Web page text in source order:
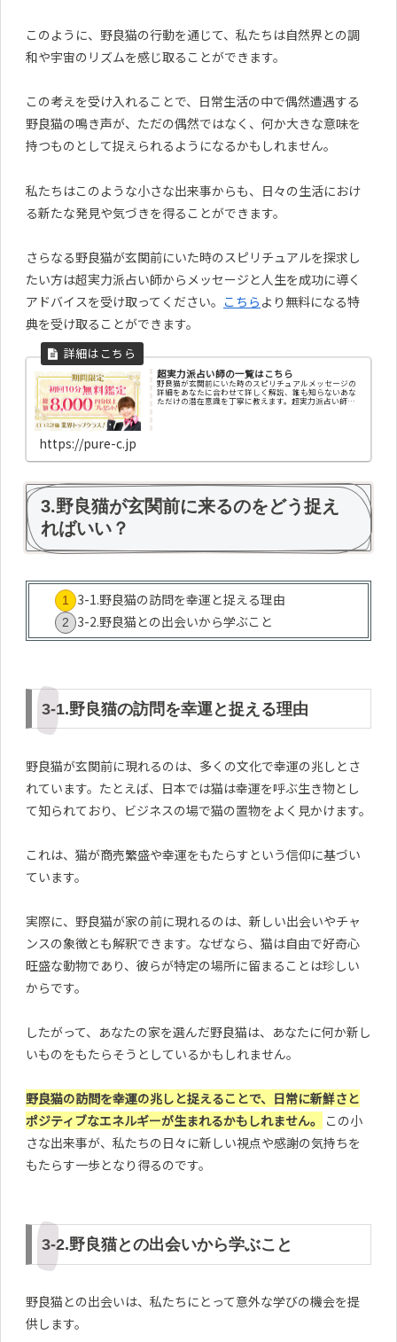
このように、野良猫の行動を通じて、私たちは自然界との調
和や宇宙のリズムを感じ取ることができます。
この考えを受け入れることで、日常生活の中で偶然遭遇する
野良猫の鳴き声が、ただの偶然ではなく、何か大きな意味を
持つものとして捉えられるようになるかもしれません。
私たちはこのような小さな出来事からも、日々の生活におけ
る新たな発見や気づきを得ることができます。
さらなる野良猫が玄関前にいた時のスピリチュアルを探求し
たい方は超実力派占い師からメッセージと人生を成功に導く
アドバイスを受け取ってください。 こちら より無料になる特
典を受け取ることができます。
超実力派占い師の一覧はこちら
野良猫が玄関前にいた時のスピリチュアルメッセージの
詳細をあなたに合わせて詳しく解説、誰も知らないあな
ただけの潜在意識を丁寧に教えます。超実力派占い師の
https://pure-c.jp
3.野良猫が玄関前に来るのをどう捉え
ればいい？
3-1.野良猫の訪問を幸運と捉える理由
3-2.野良猫との出会いから学ぶこと
3-1.野良猫の訪問を幸運と捉える理由
野良猫が玄関前に現れるのは、多くの文化で幸運の兆しとさ
れています。たとえば、日本では猫は幸運を呼ぶ生き物とし
て知られており、ビジネスの場で猫の置物をよく見かけます。
これは、猫が商売繁盛や幸運をもたらすという信仰に基づい
ています。
実際に、野良猫が家の前に現れるのは、新しい出会いやチャ
ンスの象徴とも解釈できます。なぜなら、猫は自由で好奇心
旺盛な動物であり、彼らが特定の場所に留まることは珍しい
からです。
したがって、あなたの家を選んだ野良猫は、あなたに何か新し
いものをもたらそうとしているかもしれません。
野良猫の訪問を幸運の兆しと捉えることで、日常に新鮮さと
ポジティブなエネルギーが生まれるかもしれません。
この小
さな出来事が、私たちの日々に新しい視点や感謝の気持ちを
もたらす一歩となり得るのです。
3-2.野良猫との出会いから学ぶこと
野良猫との出会いは、私たちにとって意外な学びの機会を提
供します。